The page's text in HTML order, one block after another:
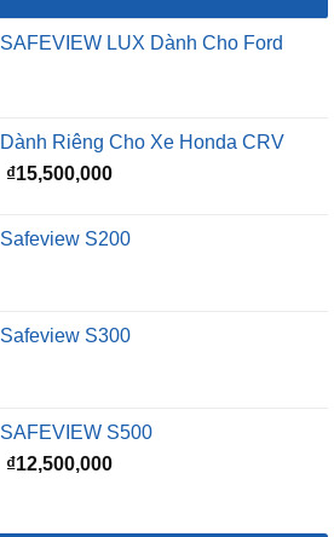
LUX Dành Cho Ford
Riêng Cho Xe Honda CRV
Giá
₫16,500,000.
₫15,500,000Giá
là:
S200
S300
S500
Giá
₫12,500,000Giá